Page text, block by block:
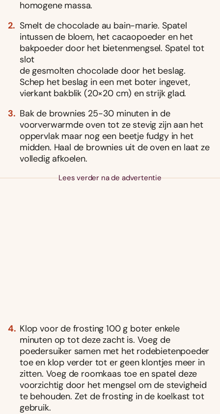
homogene massa.
Smelt de chocolade au bain-marie. Spatel
intussen de bloem, het cacaopoeder en het
bakpoeder door het bietenmengsel. Spatel tot
slot
de gesmolten chocolade door het beslag.
Schep het beslag in een met boter ingevet,
vierkant bakblik (20×20 cm) en strijk glad.
Bak de brownies 25-30 minuten in de
voorverwarmde oven tot ze stevig zijn aan het
oppervlak maar nog een beetje fudgy in het
midden. Haal de brownies uit de oven en laat ze
volledig afkoelen.
Lees verder na de advertentie
Klop voor de frosting 100 g boter enkele
minuten op tot deze zacht is. Voeg de
poedersuiker samen met het rodebietenpoeder
toe en klop verder tot er geen klontjes meer in
zitten. Voeg de roomkaas toe en spatel deze
voorzichtig door het mengsel om de stevigheid
te behouden. Zet de frosting in de koelkast tot
gebruik.